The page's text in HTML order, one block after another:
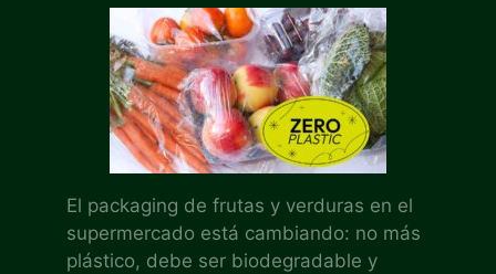
El packaging de frutas y verduras en el
supermercado está cambiando: no más
plástico, debe ser biodegradable y